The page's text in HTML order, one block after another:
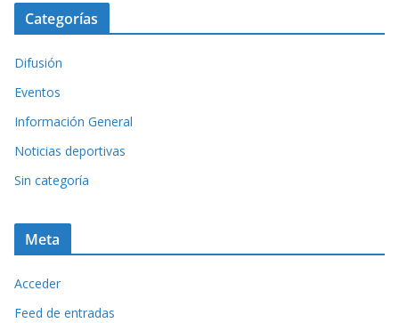
Categorías
Difusión
Eventos
Información General
Noticias deportivas
Sin categoría
Meta
Acceder
Feed de entradas